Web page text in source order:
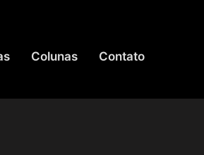
Colunas Contato